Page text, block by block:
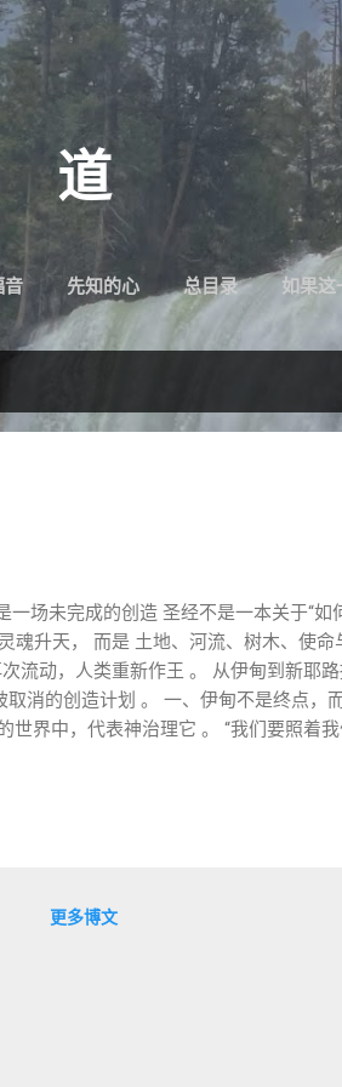
跳至主要内容
道
音 先知的心 总目录 如果这
场未完成的创造 圣经不是一本关于“如
魂升天， 而是 土地、河流、树木、使
流动，人类重新作王 。 从伊甸到新耶
消的创造计划 。 一、伊甸不是终点，
界中，代表神治理它 。 “我们要照着
人类没有失去“治理世界”的角色， 而是
事不是排他性的， 而是 代表性的 。 律
学习如何在神同在中治理世界，而不成
更多博文